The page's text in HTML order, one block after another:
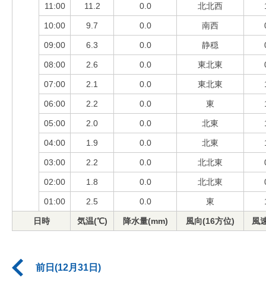
11:00 11.2 0.0 北北西
10:00 9.7 0.0 南西
09:00 6.3 0.0 静穏
08:00 2.6 0.0 東北東
07:00 2.1 0.0 東北東
06:00 2.2 0.0 東
05:00 2.0 0.0 北東
04:00 1.9 0.0 北東
03:00 2.2 0.0 北北東
02:00 1.8 0.0 北北東
01:00 2.5 0.0 東
日時 気温(℃) 降水量(mm) 風向(16方位) 風
前日(12月31日)